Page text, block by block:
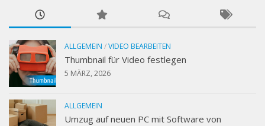
ALLGEMEIN /VIDEO BEARBEITEN
Thumbnail für Video festlegen
5 MÄRZ, 2026
ALLGEMEIN
Umzug auf neuen PC mit Software von